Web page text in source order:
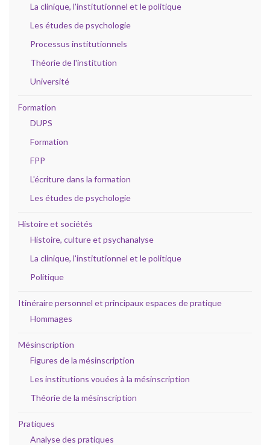
La clinique, l'institutionnel et le politique
Les études de psychologie
Processus institutionnels
Théorie de l'institution
Université
Formation
DUPS
Formation
FPP
L'écriture dans la formation
Les études de psychologie
Histoire et sociétés
Histoire, culture et psychanalyse
La clinique, l'institutionnel et le politique
Politique
Itinéraire personnel et principaux espaces de pratique
Hommages
Mésinscription
Figures de la mésinscription
Les institutions vouées à la mésinscription
Théorie de la mésinscription
Pratiques
Analyse des pratiques